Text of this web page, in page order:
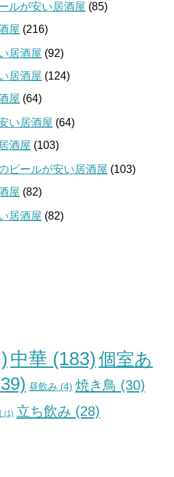
ルが安い居酒屋 (85)
屋 (216)
居酒屋 (92)
居酒屋 (124)
屋 (64)
い居酒屋 (64)
酒屋 (103)
ビールが安い居酒屋 (103)
屋 (82)
居酒屋 (82)
中華 (183)個室あ
昼飲み (4) 焼き鳥 (30)
(1) 立ち飲み (28)